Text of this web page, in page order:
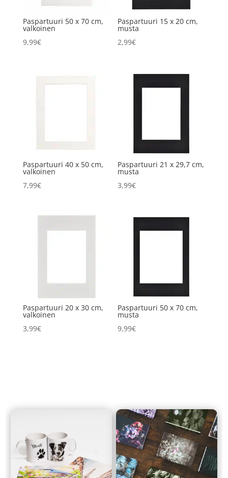
Paspartuuri 50 x 70 cm,
valkoinen
9,99€
Paspartuuri 15 x 20 cm,
musta
2,99€
Paspartuuri 40 x 50 cm,
valkoinen
7,99€
Paspartuuri 21 x 29,7 cm,
musta
3,99€
Paspartuuri 20 x 30 cm,
valkoinen
3,99€
Paspartuuri 50 x 70 cm,
musta
9,99€